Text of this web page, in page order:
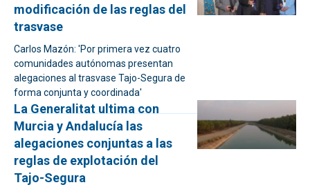
modificación de las reglas del
trasvase
Carlos Mazón: 'Por primera vez cuatro
comunidades autónomas presentan
alegaciones al trasvase Tajo-Segura de
forma conjunta y coordinada'
La Generalitat ultima con
Murcia y Andalucía las
alegaciones conjuntas a las
reglas de explotación del
Tajo-Segura